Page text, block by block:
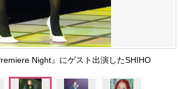
Night』にゲスト出演したSHIHO